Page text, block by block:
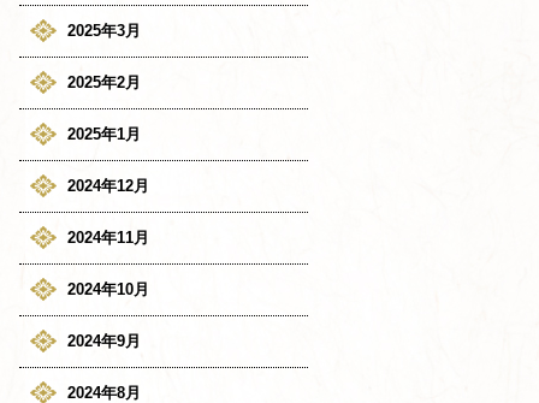
2025年3月
2025年2月
2025年1月
2024年12月
2024年11月
2024年10月
2024年9月
2024年8月